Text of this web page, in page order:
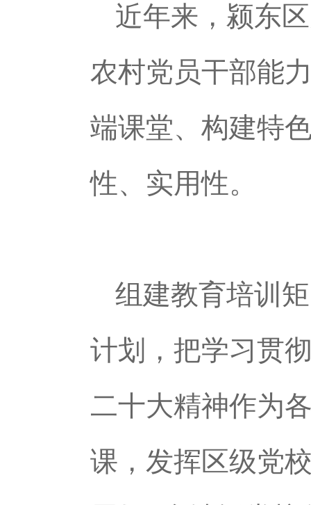
近年来，颍东
农村党员干部能
端课堂、构建特
性、实用性。
组建教育培训
计划，把学习贯
二十大精神作为
课，发挥区级党